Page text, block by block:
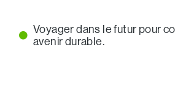
Voyager dans le futur pour
avenir durable.